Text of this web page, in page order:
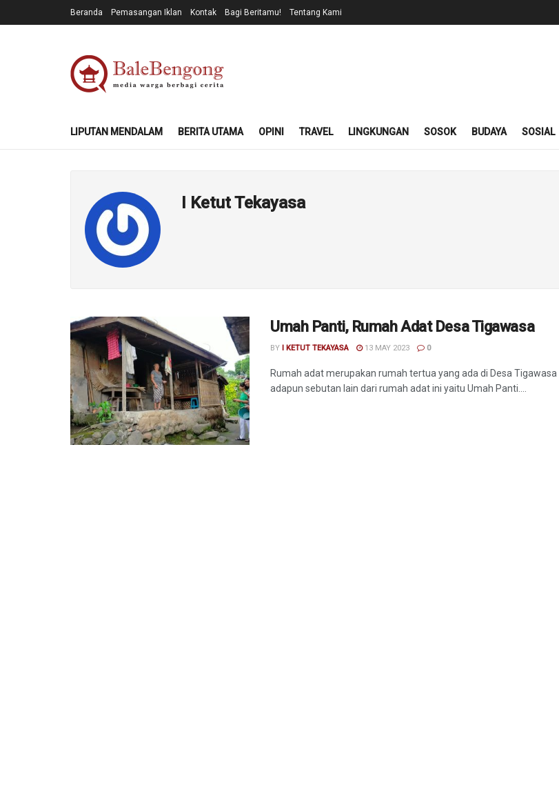
Beranda Pemasangan Iklan Kontak Bagi Beritamu! Tentang Kami
LIPUTAN MENDALAM BERITA UTAMA OPINI TRAVEL LINGKUNGAN SOSOK BUDAYA SOSIAL
I Ketut Tekayasa
Umah Panti, Rumah Adat Desa Tigawasa
BY I KETUT TEKAYASA 13 MAY 2023 0
Rumah adat merupakan rumah tertua yang ada di Desa Tigawasa
adapun sebutan lain dari rumah adat ini yaitu Umah Panti....